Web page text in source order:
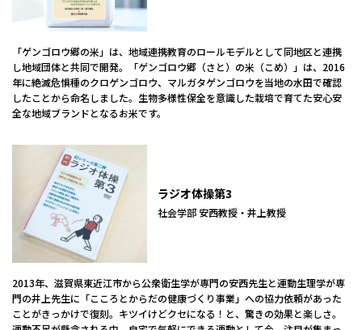
「ゲンゴロウ郷の米」は、地域連携教育のロールモデルとして同地区と連携
し地域団体と共同で開発。「ゲンゴロウ郷（さと）の米（こめ）」は、2016
年に絶滅危惧種のクロゲンゴロウ、マルガタゲンゴロウを当地の水田で確認
したことから命名しました。生物多様性保全を意識した栽培で育てた安心安
全な地域ブランドとなるお米です。
ラジオ体操第3
社会学部 安西教授・井上教授
2013年、滋賀県東近江市から公衆衛生学が専門の安西先生と運動生理学が専
門の井上先生に「こころとからだの健康づくり事業」への協力依頼があった
ことがきっかけで復刻。キツイけどクセになる！と、驚きの効果と楽しさ。